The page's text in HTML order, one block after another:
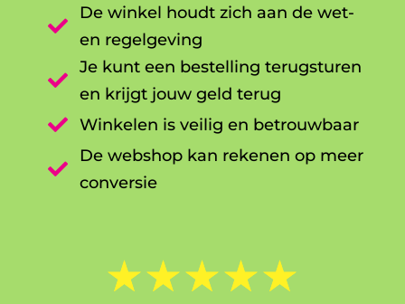

De winkel houdt zich aan de wet-
en regelgeving

Je kunt een bestelling terugsturen
en krijgt jouw geld terug

Winkelen is veilig en betrouwbaar

De webshop kan rekenen op meer
conversie
☆☆☆☆☆